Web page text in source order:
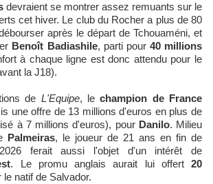
devraient se montrer assez remuants sur le
cet hiver. Le club du Rocher a plus de 80
après le départ de Tchouaméni, et
Benoît Badiashile, parti pour 40 millions
à chaque ligne est donc attendu pour le
la J18).
de L'Equipe, lechampion de France
une offre de 13 millions d'euros en plus de
à 7 millions d'euros), pour Danilo. Milieu
Palmeiras, le joueur de 21 ans en fin de
ferait aussi l'objet d'un intérêt de
. Le promu anglais aurait lui offert 20
le natif de Salvador.